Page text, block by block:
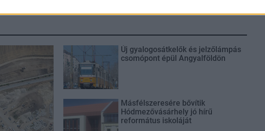
Új gyalogosátkelők és jelzőlámpás
csomópont épül Angyalföldön
Másfélszeresére bővítik
Hódmezővásárhely jó hírű
református iskoláját